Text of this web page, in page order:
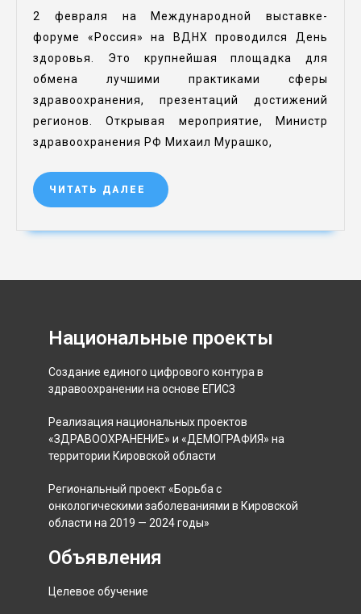
2 февраля на Международной выставке-
форуме «Россия» на ВДНХ проводился День
здоровья. Это крупнейшая площадка для
обмена лучшими практиками сферы
здравоохранения, презентаций достижений
регионов. Открывая мероприятие, Министр
здравоохранения РФ Михаил Мурашко,
ЧИТАТЬ ДАЛЕЕ
Национальные проекты
Создание единого цифрового контура в
здравоохранении на основе ЕГИСЗ
Реализация национальных проектов
«ЗДРАВООХРАНЕНИЕ» и «ДЕМОГРАФИЯ» на
территории Кировской области
Региональный проект «Борьба с
онкологическими заболеваниями в Кировской
области на 2019 — 2024 годы»
Объявления
Целевое обучение